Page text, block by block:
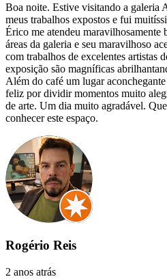
Boa noite. Estive visitando a galeria
meus trabalhos expostos e fui
Érico me atendeu maravilhosamente
áreas da galeria e seu maravilhoso
com trabalhos de excelentes artistas
exposição são magníficas
Além do café um lugar
feliz por dividir momentos muito
de arte. Um dia muito agradável.
conhecer este espaço.
Rogério Reis
2 anos atrás